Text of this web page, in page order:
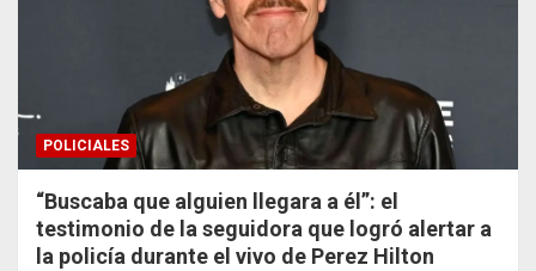
POLICIALES
“Buscaba que alguien llegara a él”: el
testimonio de la seguidora que logró alertar a
la policía durante el vivo de Perez Hilton